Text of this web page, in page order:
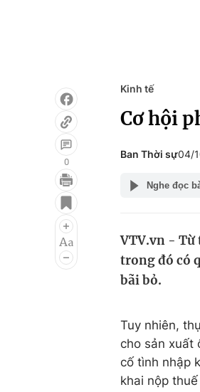
Điện ảnh
Âm nhạc
0
Kinh tế
Cơ hội
Ban Thời sự04/
Nghe đọc
VTV.vn - Từ
trong đó có
bãi bỏ.
Tuy nhiên,
cho sản xuất
cố tình nhập
khai nộp